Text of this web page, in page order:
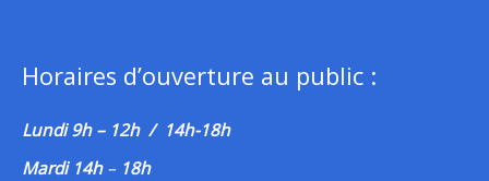
Horaires d’ouverture au public :
Lundi 9h – 12h / 14h-18h
Mardi 14h– 18h